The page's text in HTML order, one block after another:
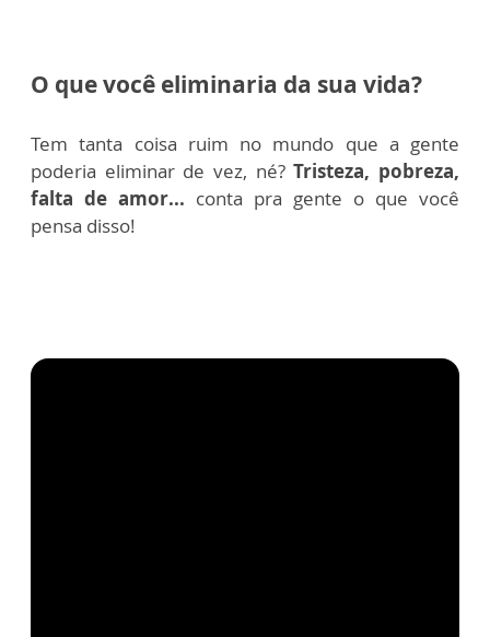
O que você eliminaria da sua vida?
Tem tanta coisa ruim no mundo que a gente
poderia eliminar de vez, né?Tristeza, pobreza,
falta de amor... conta pra gente o que você
pensa disso!